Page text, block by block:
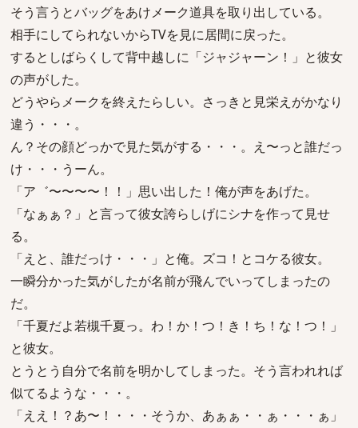
そう言うとバッグをあけメーク道具を取り出している。
相手にしてられないからTVを見に居間に戻った。
するとしばらくして背中越しに「ジャジャーン！」と彼女
の声がした。
どうやらメークを終えたらしい。さっきと見栄えがかなり
違う・・・。
ん？その顔どっかで見た気がする・・・。え〜っと誰だっ
け・・・うーん。
「ア゛〜〜〜〜！！」思い出した！俺が声をあげた。
「なぁぁ？」と言って彼女誇らしげにシナを作って見せ
る。
「えと、誰だっけ・・・」と俺。ズコ！とコケる彼女。
一瞬分かった気がしたが名前が飛んでいってしまったの
だ。
「千夏だよ若槻千夏っ。わ！か！つ！き！ち！な！つ！」
と彼女。
とうとう自分で名前を明かしてしまった。そう言われれば
似てるような・・・。
「ええ！？あ〜！・・・そうか、あぁぁ・・ぁ・・・ぁ」